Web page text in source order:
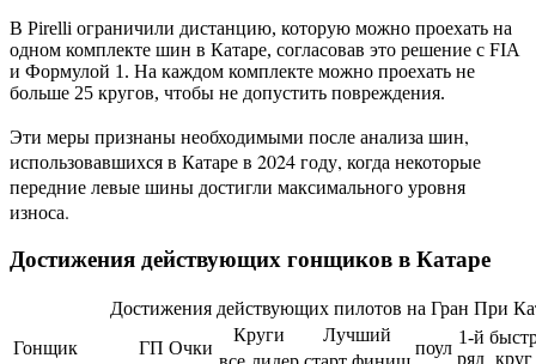
В Pirelli ограничили дистанцию, которую можно проехать на
одном комплекте шин в Катаре, согласовав это решение с FIA
и Формулой 1. На каждом комплекте можно проехать не
больше 25 кругов, чтобы не допустить повреждения.
Эти меры признаны необходимыми после анализа шин,
использовавшихся в Катаре в 2024 году, когда некоторые
передние левые шины достигли максимального уровня
износа.
Достижения действующих гонщиков в Катаре
Достижения действующих пилотов на Гран При
Гонщик
ГП Очки
Круги Лучший
поул
1-й
ряд круг